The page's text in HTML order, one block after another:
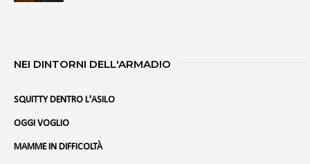
NEI DINTORNI DELL'ARMADIO
SQUITTY DENTRO L'ASILO
OGGI VOGLIO
MAMME IN DIFFICOLTÀ